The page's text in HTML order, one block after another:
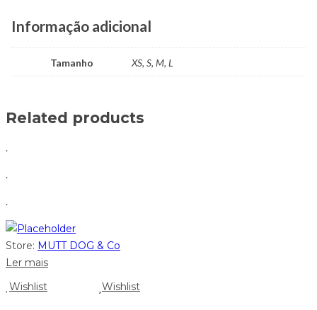
Informação adicional
Tamanho XS, S, M, L
Related products
.
.
.
Store: MUTT DOG & Co
Ler mais
Wishlist
Wishlist